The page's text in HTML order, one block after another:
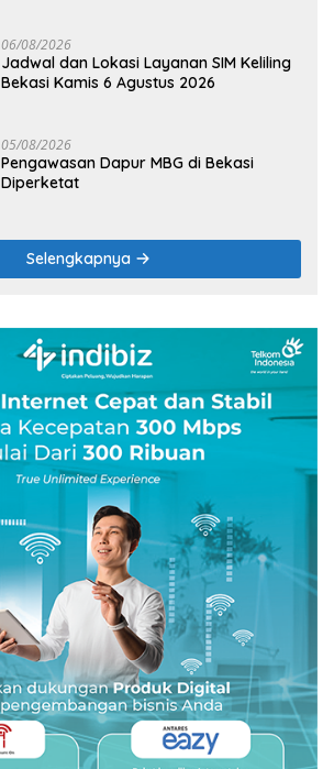
06/08/2026
Jadwal dan Lokasi Layanan SIM Keliling
Bekasi Kamis 6 Agustus 2026
05/08/2026
Pengawasan Dapur MBG di Bekasi
Diperketat
Selengkapnya